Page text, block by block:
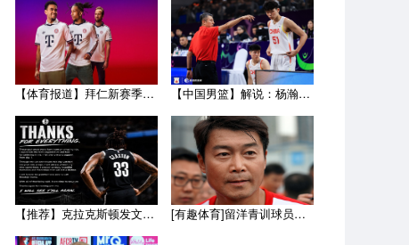
【体育报道】拜仁新赛季客场球衣：白色辅以蓝与红色，被誉为近年 【中国男篮】解说：杨瀚森8月为国出征没问题 因为后面两个窗口
【推荐】克拉克斯顿发文致谢篮网：感恩七年岁月 布鲁克林永远是 [有趣体育]留洋青训球员谈申思：不仅教会我踢球，更影响了我价